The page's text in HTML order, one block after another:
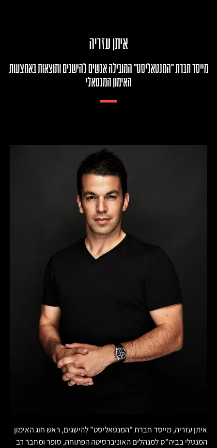
איתן עזריה
מייסד חברת ״המנטאליסט״ המובילה אנשים להישגים ותוצאות באמצעות
האימון המנטאלי
איתן עזריה, מייסד חברת "המנטאליסט" להישגים, ראש חוג האימון
המנטלי בביה"ס למנהלים האוניברסיטה הפתוחה, סופר ומחבר רב